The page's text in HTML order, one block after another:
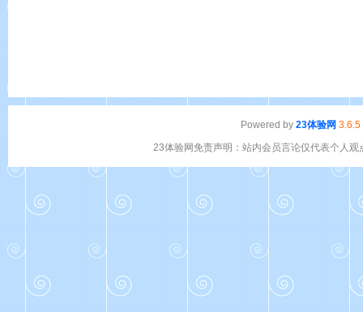
Powered by 23体验网 3.6.5
23体验网免责声明：站内会员言论仅代表个人